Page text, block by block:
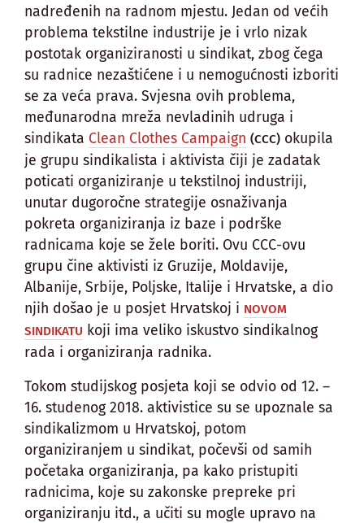
nadređenih na radnom mjestu. Jedan od većih
problema tekstilne industrije je i vrlo nizak
postotak organiziranosti u sindikat, zbog čega
su radnice nezaštićene i u nemogućnosti izboriti
se za veća prava. Svjesna ovih problema,
međunarodna mreža nevladinih udruga i
sindikata Clean Clothes Campaign (CCC) okupila
je grupu sindikalista i aktivista čiji je zadatak
poticati organiziranje u tekstilnoj industriji,
unutar dugoročne strategije osnaživanja
pokreta organiziranja iz baze i podrške
radnicama koje se žele boriti. Ovu CCC-ovu
grupu čine aktivisti iz Gruzije, Moldavije,
Albanije, Srbije, Poljske, Italije i Hrvatske, a dio
njih došao je u posjet Hrvatskoj i NOVOM
SINDIKATU koji ima veliko iskustvo sindikalnog
rada i organiziranja radnika.
Tokom studijskog posjeta koji se odvio od 12. –
16. studenog 2018. aktivistice su se upoznale sa
sindikalizmom u Hrvatskoj, potom
organiziranjem u sindikat, počevši od samih
početaka organiziranja, pa kako pristupiti
radnicima, koje su zakonske prepreke pri
organiziranju itd., a učiti su mogle upravo na